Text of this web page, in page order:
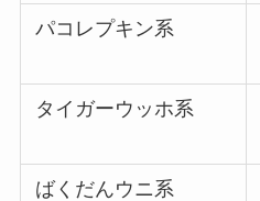
パコレプキン系
タイガーウッホ系
ばくだんウニ系